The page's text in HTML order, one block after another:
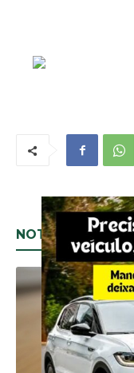
NOTÍCIAS